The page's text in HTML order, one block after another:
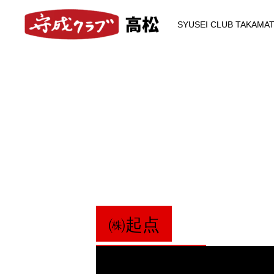
SYUSEI CLUB
㈱起 点